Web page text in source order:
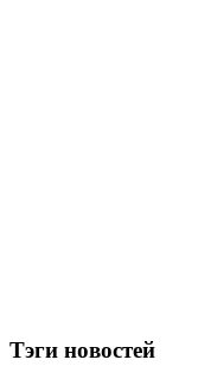
Тэги новостей